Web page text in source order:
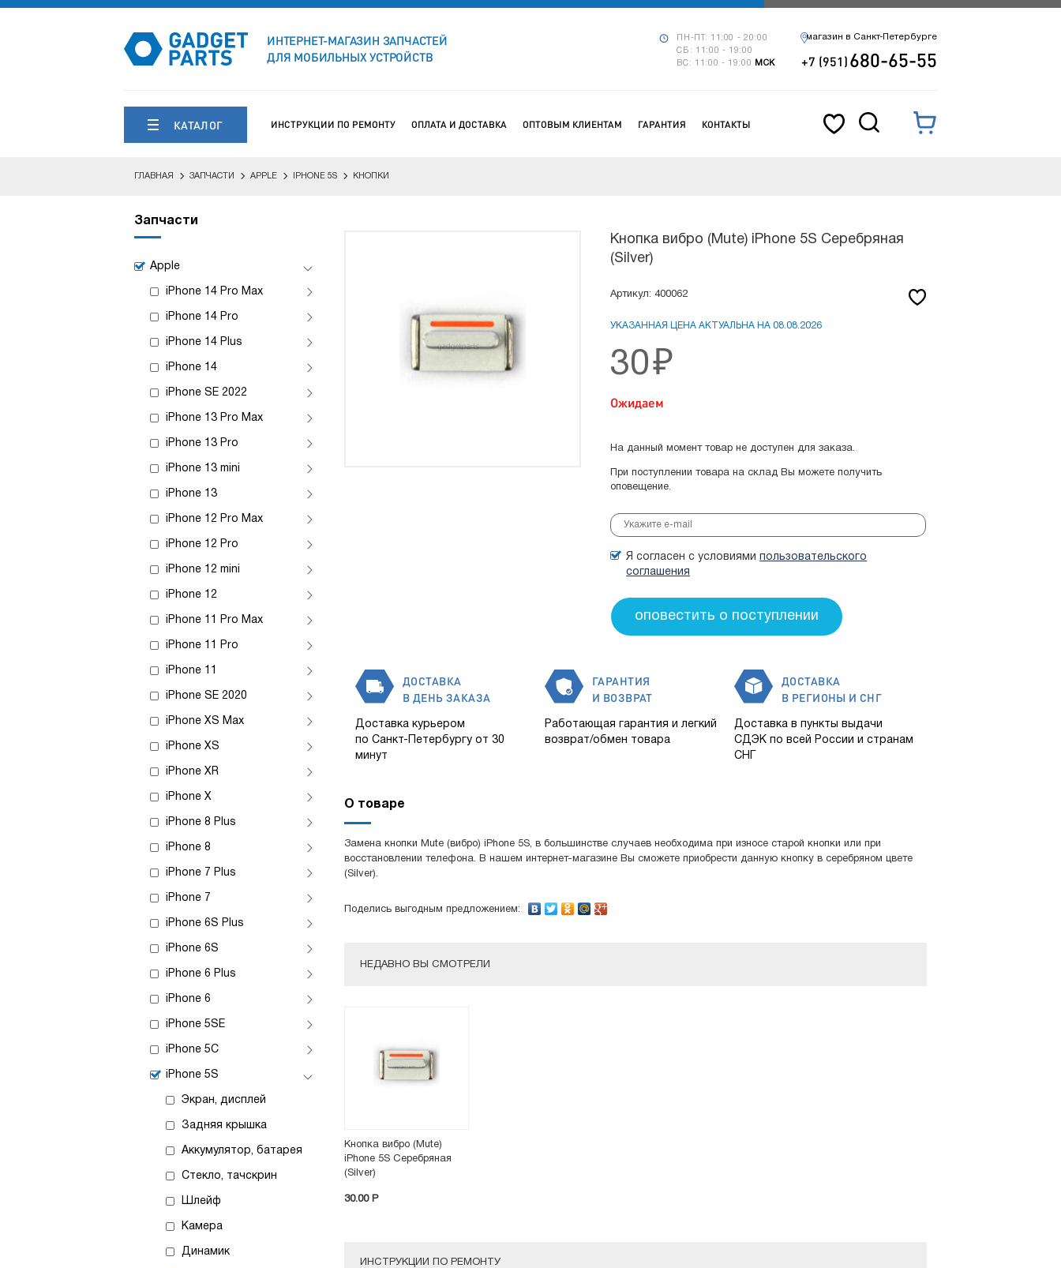
ИНТЕРНЕТ-МАГАЗИН ЗАПЧАСТЕЙ
ДЛЯ МОБИЛЬНЫХ УСТРОЙСТВ
ПН-ПТ: 11:00 - 20:00
СБ: 11:00 - 19:00
ВС: 11:00 - 19:00
МСК
магазин в Санкт-Петербурге
+7 (951)680-65-55
КАТАЛОГ ИНСТРУКЦИИ ПО РЕМОНТУ ОПЛАТА И ДОСТАВКА ОПТОВЫМ КЛИЕНТАМ ГАРАНТИЯ КОНТАКТЫ
ГЛАВНАЯ ЗАПЧАСТИ APPLE IPHONE 5S КНОПКИ
Запчасти
Apple
iPhone 14 Pro Max
iPhone 14 Pro
iPhone 14 Plus
iPhone 14
iPhone SE 2022
iPhone 13 Pro Max
iPhone 13 Pro
iPhone 13 mini
iPhone 13
iPhone 12 Pro Max
iPhone 12 Pro
iPhone 12 mini
iPhone 12
iPhone 11 Pro Max
iPhone 11 Pro
iPhone 11
iPhone SE 2020
iPhone XS Max
iPhone XS
iPhone XR
iPhone X
iPhone 8 Plus
iPhone 8
iPhone 7 Plus
iPhone 7
iPhone 6S Plus
iPhone 6S
iPhone 6 Plus
iPhone 6
iPhone 5SE
iPhone 5C
iPhone 5S
Экран, дисплей
Задняя крышка
Аккумулятор, батарея
Стекло, тачскрин
Шлейф
Камера
Динамик
Кнопка вибро (Mute) iPhone 5S Серебряная
(Silver)
Артикул: 400062
УКАЗАННАЯ ЦЕНА АКТУАЛЬНА НА 08.08.2026
30₽
Ожидаем
На данный момент товар не доступен для заказа.
При поступлении товара на склад Вы можете получить
оповещение.
Я согласен с условиямипользовательского
соглашения
ДОСТАВКА
В ДЕНЬ ЗАКАЗА
Доставка курьером
по Санкт-Петербургу от 30
минут
ГАРАНТИЯ
И ВОЗВРАТ
Работающая гарантия и легкий
возврат/обмен товара
ДОСТАВКА
В РЕГИОНЫ И СНГ
Доставка в пункты выдачи
СДЭК по всей России и странам
СНГ
О товаре
Замена кнопки Mute (вибро) iPhone 5S, в большинстве случаев необходима при износе старой кнопки или при
восстановлении телефона. В нашем интернет-магазине Вы сможете приобрести данную кнопку в серебряном цвете
(Silver).
Поделись выгодным предложением:
НЕДАВНО ВЫ СМОТРЕЛИ
Кнопка вибро (Mute)
iPhone 5S Серебряная
(Silver)
30.00 P
ИНСТРУКЦИИ ПО РЕМОНТУ